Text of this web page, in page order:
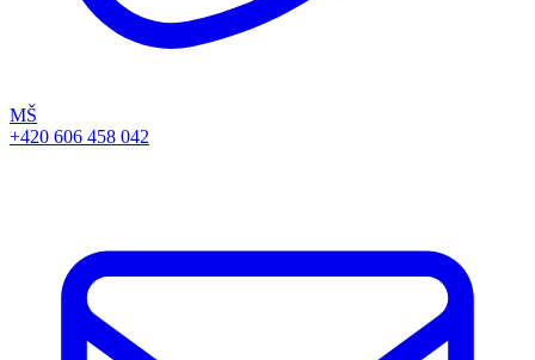
MŠ
+420 606 458 042